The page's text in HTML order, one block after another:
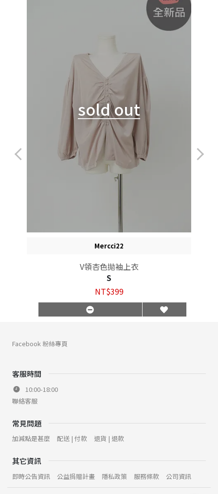
sold out
Mercci22
V領杏色拋袖上衣
S
NT$399
客服時間
10:00-18:00
聯絡客服
常見問題
加減點是甚麼 配送 | 付款 退貨 | 退款
其它資訊
即時公告資訊 公益捐贈計畫 隱私政策 服務條款 公司資訊
Facebook 粉絲專頁